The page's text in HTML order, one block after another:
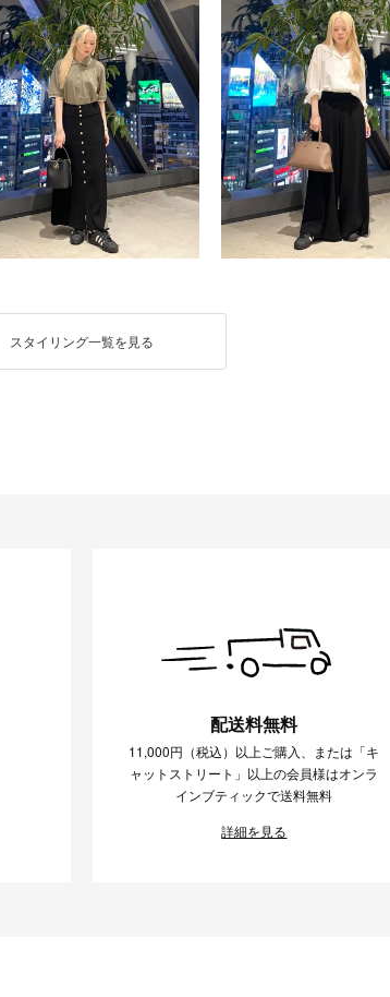
スタイリング一覧を見る
配送料無料
11,000円（税込）以上ご購入、または「キ
ャットストリート」以上の会員様はオンラ
インブティックで送料無料
詳細を見る